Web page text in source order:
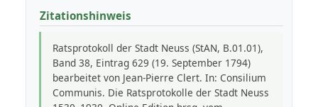
Zitationshinweis
Ratsprotokoll der Stadt Neuss (StAN, B.01.01),
Band 38, Eintrag 629 (19. September 1794)
bearbeitet von Jean-Pierre Clert. In: Consilium
Communis. Die Ratsprotokolle der Stadt Neuss